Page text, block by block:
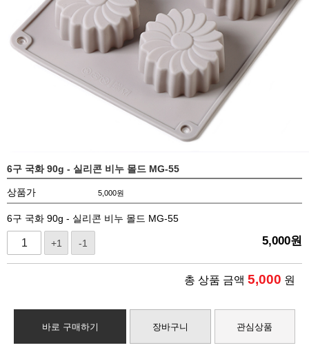
6구 국화 90g - 실리콘 비누 몰드 MG-55
상품가 5,000원
6구 국화 90g - 실리콘 비누 몰드 MG-55
+1 -1 5,000원
총 상품 금액 5,000 원
바로 구매하기 장바구니 관심상품